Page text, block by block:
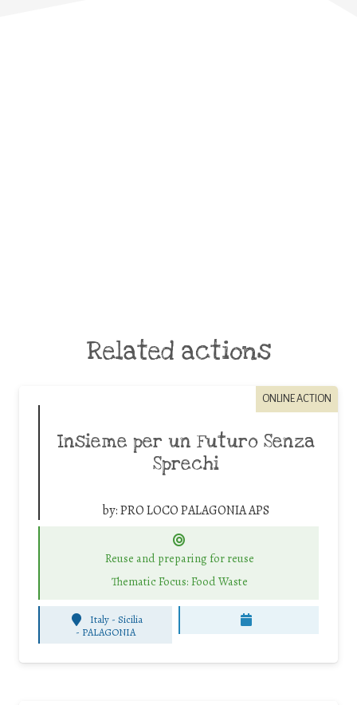
Related actions
ONLINE ACTION
Insieme per un Futuro Senza
Sprechi
by:PRO LOCO PALAGONIA APS
Reuse and preparing for reuse
Thematic Focus: Food Waste
Italy - Sicilia
- PALAGONIA